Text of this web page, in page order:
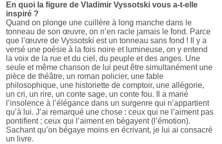
En quoi la figure de Vladimir Vyssotski vous a-t-elle
inspiré ?
Quand on plonge une cuillère à long manche dans le
tonneau de son œuvre, on n’en racle jamais le fond. Parce
que l’œuvre de Vyssotski est un tonneau sans fond ! Il y a
versé une poésie à la fois noire et lumineuse, on y entend
la voix de la rue et du ciel, du peuple et des anges. Une
seule et même chanson de lui peut être simultanément une
pièce de théâtre, un roman policier, une fable
philosophique, une historiette de comptoir, une allégorie,
un cri, un rire, un conte sage, un conte fou. Il a marié
l’insolence à l’élégance dans un surgenre qui n’appartient
qu’à lui. J’ai remarqué une chose : ceux qui ne l’aiment pas
pontifient ; ceux qui l’aiment en bégayent (l’émotion).
Sachant qu’on bégaye moins en écrivant, je lui ai consacré
un livre.